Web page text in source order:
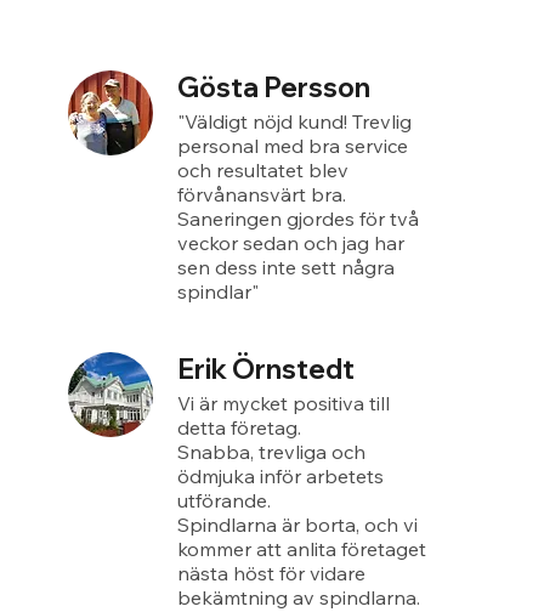
Gösta Persson
"Väldigt nöjd kund! Trevlig
personal med bra service
och resultatet blev
förvånansvärt bra.
Saneringen gjordes för två
veckor sedan och jag har
sen dess inte sett några
spindlar"
Erik Örnstedt
Vi är mycket positiva till
detta företag.
Snabba, trevliga och
ödmjuka inför arbetets
utförande.
Spindlarna är borta, och vi
kommer att anlita företaget
nästa höst för vidare
bekämtning av spindlarna.